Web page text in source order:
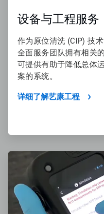
设备与工程服务
作为原位清洗 (CIP) 技
全面服务团队拥有相关
可提供有助于降低总体
案的系统。
详细了解艺康工程
ArticleTile